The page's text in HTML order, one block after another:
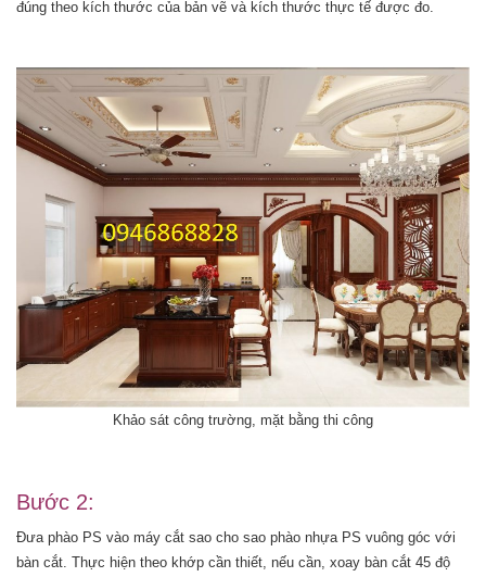
đúng theo kích thước của bản vẽ và kích thước thực tế được đo.
Khảo sát công trường, mặt bằng thi công
Bước 2:
Đưa phào PS vào máy cắt sao cho sao phào nhựa PS vuông góc với
bàn cắt. Thực hiện theo khớp cần thiết, nếu cần, xoay bàn cắt 45 độ